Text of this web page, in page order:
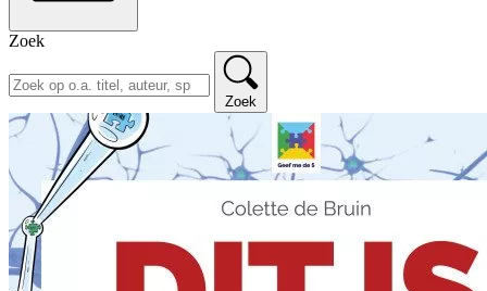
Zoek
Zoek